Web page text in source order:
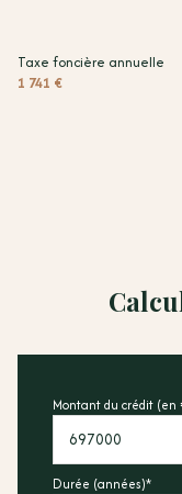
Taxe foncière annuelle
1 741 €
Montant du crédit (en
Durée (années)*